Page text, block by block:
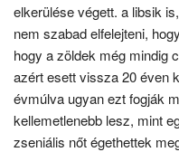
elkerülése végett. a libsik
nem szabad elfelejteni,
hogy a zöldek még mindig
azért esett vissza 20 éven
évmúlva ugyan ezt fogják
kellemetlenebb lesz, mint
zseniális nőt égethettek